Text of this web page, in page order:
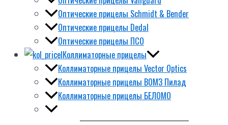
Оптические прицелы Schmidt & Bender
Оптические прицелы Dedal
Оптические прицелы ПСО
Коллиматорные прицелы
Коллиматорные прицелы Vector Optics
Коллиматорные прицелы ВОМЗ Пилад
Коллиматорные прицелы БЕЛОМО